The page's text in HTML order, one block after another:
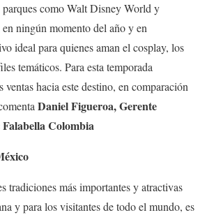
como Walt Disney World y
ningún momento del año y en
ideal para quienes aman el cosplay, los
temáticos. Para esta temporada
ventas hacia este destino, en comparación
Daniel Figueroa, Gerente
Colombia
tradiciones más importantes y atractivas
y para los visitantes de todo el mundo, es